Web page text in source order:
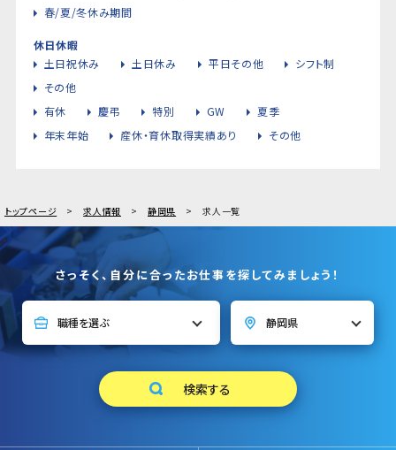
春/夏/冬休み期間
休日休暇
土日祝休み
土日休み 平日その他
シフト制
その他
有休
慶弔 特別 GW
夏季
年末年始
産休・育休取得実績あり その他
トップページ 求人情報 静岡県 求人一覧
さっそく、自分に合ったお仕事を探してみましょう！